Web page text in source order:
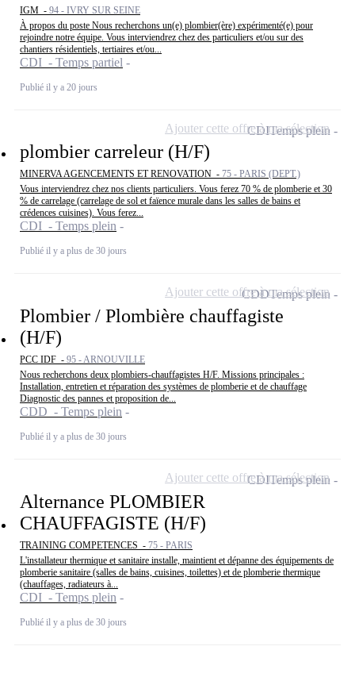
IGM - 94 - IVRY SUR SEINE
À propos du poste Nous recherchons un(e) plombier(ère) expérimenté(e) pour
rejoindre notre équipe. Vous interviendrez chez des particuliers et/ou sur des
chantiers résidentiels, tertiaires et/ou...
CDI - Temps partiel
Publié il y a 20 jours
plombier carreleur (H/F)
MINERVA AGENCEMENTS ET RENOVATION - 75 - PARIS (DEPT.)
Vous interviendrez chez nos clients particuliers. Vous ferez 70 % de plomberie et 30
% de carrelage (carrelage de sol et faïence murale dans les salles de bains et
crédences cuisines). Vous ferez...
CDI - Temps plein
Publié il y a plus de 30 jours
CDITemps plein
Ajouter cette offre à ma sélection
Plombier / Plombière chauffagiste
(H/F)
PCC IDF - 95 - ARNOUVILLE
Nous recherchons deux plombiers-chauffagistes H/F. Missions principales :
Installation, entretien et réparation des systèmes de plomberie et de chauffage
Diagnostic des pannes et proposition de...
CDD - Temps plein
Publié il y a plus de 30 jours
CDDTemps plein
Ajouter cette offre à ma sélection
Alternance PLOMBIER
CHAUFFAGISTE (H/F)
TRAINING COMPETENCES - 75 - PARIS
L'installateur thermique et sanitaire installe, maintient et dépanne des équipements de
plomberie sanitaire (salles de bains, cuisines, toilettes) et de plomberie thermique
(chauffages, radiateurs à...
CDI - Temps plein
Publié il y a plus de 30 jours
CDITemps plein
Ajouter cette offre à ma sélection